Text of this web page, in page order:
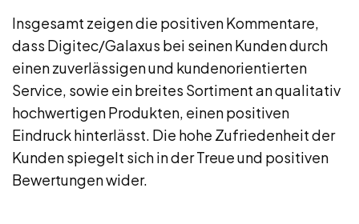
Insgesamt zeigen die positiven Kommentare,
dass Digitec/Galaxus bei seinen Kunden durch
einen zuverlässigen und kundenorientierten
Service, sowie ein breites Sortiment an qualitativ
hochwertigen Produkten, einen positiven
Eindruck hinterlässt. Die hohe Zufriedenheit der
Kunden spiegelt sich in der Treue und positiven
Bewertungen wider.